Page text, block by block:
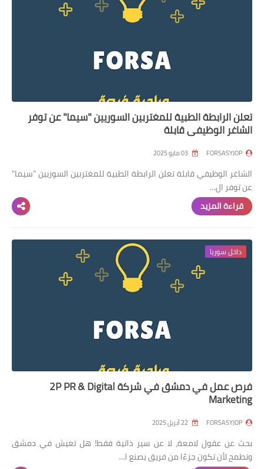
تعلن الرابطة الطبية للمغتربين السوريين "سيما" عن توفر
الشاغر الوظيفي قابلة
FORSASYJOP
الشاغر الوظيفي قابلة تعلن الرابطة الطبية للمغتربين السوريين "سيما"
عن توفر ال…
قراءة المزيد
داخل سوريا
فرص عمل في دمشق في شركة 2P PR & Digital
Marketing
FORSASYJOP
بحث عن عقول لامعة، لا عن سير ذاتية فقط! هل تعيش في دمشق
وتطمح لأن تكون جزءًا من فريق يصنع ا…